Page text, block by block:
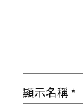
顯示名稱*